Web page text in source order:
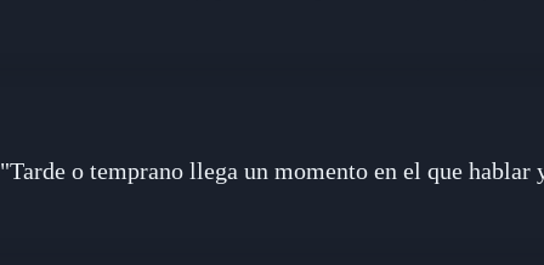
"Tarde o temprano llega un momento en el que hablar